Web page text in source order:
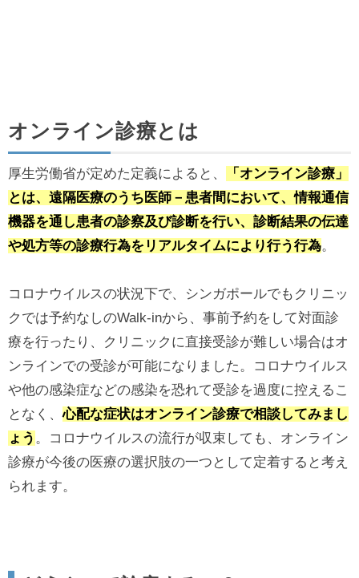
オンライン診療とは
厚生労働省が定めた定義によると、
「オンライン診療」
とは、遠隔医療のうち医師－患者間において、情報通信
機器を通し患者の診察及び診断を行い、診断結果の伝達
や処方等の診療行為をリアルタイムにより行う行為。
コロナウイルスの状況下で、シンガポールでもクリニッ
クでは予約なしのWalk-inから、事前予約をして対面診
療を行ったり、クリニックに直接受診が難しい場合はオ
ンラインでの受診が可能になりました。コロナウイルス
や他の感染症などの感染を恐れて受診を過度に控えるこ
となく、心配な症状はオンライン診療で相談してみまし
ょう 。コロナウイルスの流行が収束しても、オンライン
診療が今後の医療の選択肢の一つとして定着すると考え
られます。